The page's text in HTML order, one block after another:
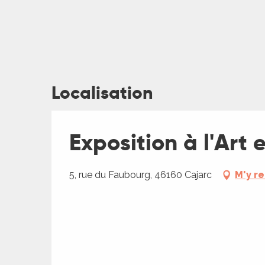
Localisation
Exposition à l'Art
5, rue du Faubourg, 46160 Cajarc M'y